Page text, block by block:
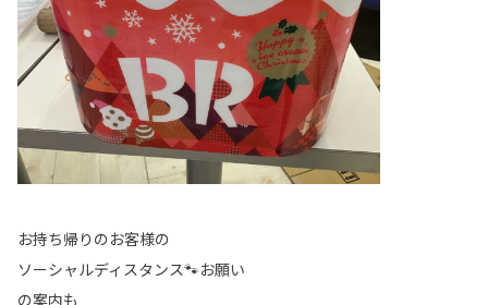
お持ち帰りのお客様の
ソーシャルディスタンス🐾お願い
の案内も